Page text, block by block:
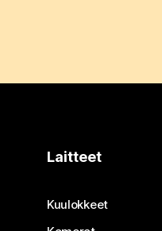
Laitteet
Kuulokkeet